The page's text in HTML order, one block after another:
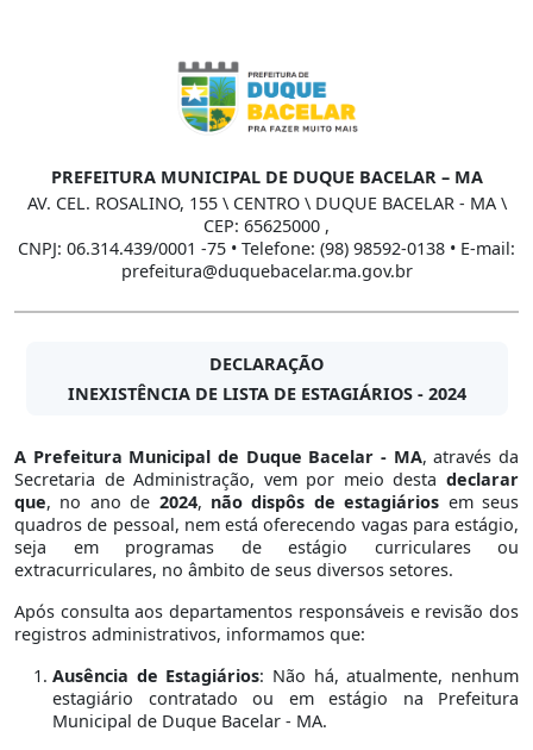
PREFEITURA MUNICIPAL DE DUQUE BACELAR – MA
AV. CEL. ROSALINO, 155 \ CENTRO \ DUQUE BACELAR - MA \
CEP: 65625000 ,
CNPJ: 06.314.439/0001 -75 • Telefone: (98) 98592-0138 • E-mail:
prefeitura@duquebacelar.ma.gov.br
DECLARAÇÃO
INEXISTÊNCIA DE LISTA DE ESTAGIÁRIOS - 2024
A Prefeitura Municipal de Duque Bacelar - MA, através da
Secretaria de Administração, vem por meio desta declarar
que, no ano de 2024, não dispôs de estagiários em seus
quadros de pessoal, nem está oferecendo vagas para estágio,
seja em programas de estágio curriculares ou
extracurriculares, no âmbito de seus diversos setores.
Após consulta aos departamentos responsáveis e revisão dos
registros administrativos, informamos que:
Ausência de Estagiários: Não há, atualmente, nenhum
estagiário contratado ou em estágio na Prefeitura
Municipal de Duque Bacelar - MA.